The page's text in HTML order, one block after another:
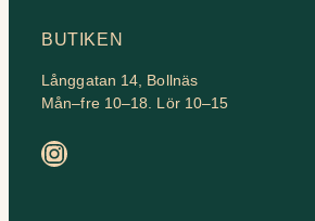
BUTIKEN
Långgatan 14, Bollnäs
Mån–fre 10–18. Lör 10–15
Instagram